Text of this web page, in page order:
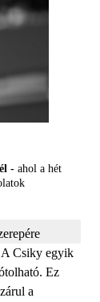
- ahol a hét
A Csiky egyik
Ez
a